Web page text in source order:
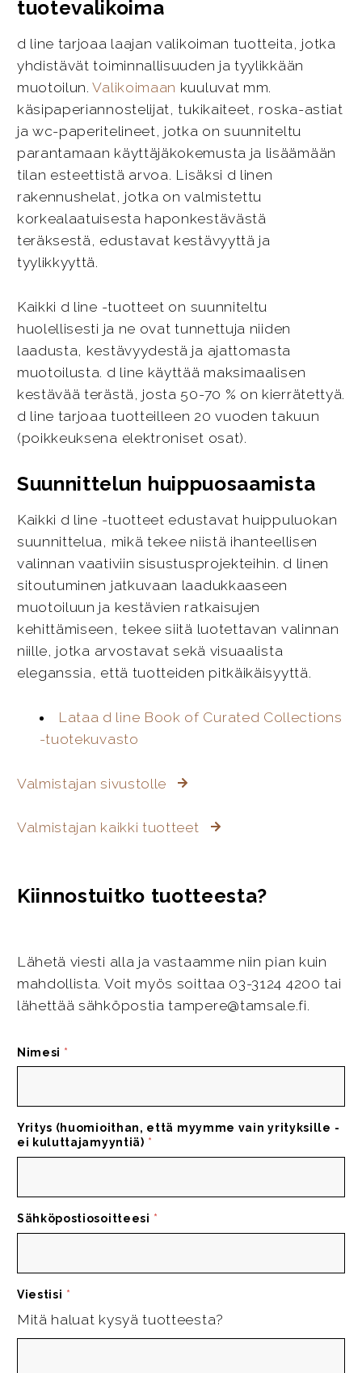
tuotevalikoima
d line tarjoaa laajan valikoiman tuotteita, jotka
yhdistävät toiminnallisuuden ja tyylikkään
muotoilun.Valikoimaan kuuluvat mm.
käsipaperiannostelijat, tukikaiteet, roska-astiat
ja wc-paperitelineet, jotka on suunniteltu
parantamaan käyttäjäkokemusta ja lisäämään
tilan esteettistä arvoa. Lisäksi d linen
rakennushelat, jotka on valmistettu
korkealaatuisesta haponkestävästä
teräksestä, edustavat kestävyyttä ja
tyylikkyyttä.
Kaikki d line -tuotteet on suunniteltu
huolellisesti ja ne ovat tunnettuja niiden
laadusta, kestävyydestä ja ajattomasta
muotoilusta. d line käyttää maksimaalisen
kestävää terästä, josta 50-70 % on kierrätettyä.
d line tarjoaa tuotteilleen 20 vuoden takuun
(poikkeuksena elektroniset osat).
Suunnittelun huippuosaamista
Kaikki d line -tuotteet edustavat huippuluokan
suunnittelua, mikä tekee niistä ihanteellisen
valinnan vaativiin sisustusprojekteihin. d linen
sitoutuminen jatkuvaan laadukkaaseen
muotoiluun ja kestävien ratkaisujen
kehittämiseen, tekee siitä luotettavan valinnan
niille, jotka arvostavat sekä visuaalista
eleganssia, että tuotteiden pitkäikäisyyttä.
Lataa d line Book of Curated Collections
-tuotekuvasto
Valmistajan sivustolle
Valmistajan kaikki tuotteet
Kiinnostuitko tuotteesta?
Lähetä viesti alla ja vastaamme niin pian kuin
mahdollista. Voit myös soittaa 03-3124 4200 tai
lähettää sähköpostia tampere@tamsale.fi.
Nimesi *
Yritys (huomioithan, että myymme vain yrityksille -
ei kuluttajamyyntiä) *
Sähköpostiosoitteesi *
Viestisi *
Mitä haluat kysyä tuotteesta?